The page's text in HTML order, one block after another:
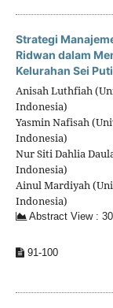
Strategi
Ridwan dalam
Kelurahan Sei
Anisah Luthfiah
Indonesia)
Yasmin Nafisah
Indonesia)
Nur Siti Dahlia
Indonesia)
Ainul Mardiyah
Indonesia)
Abstract View : 30
91-100